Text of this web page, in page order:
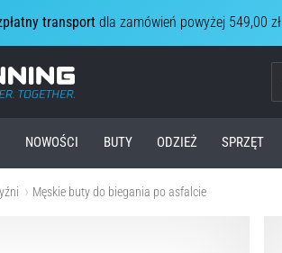
transportdla zamówień powyżej 549,00 zł
Top4Running.pl
NOWOŚCI BUTY ODZIEŻ SPRZĘT
Męskie buty do biegania po asfalcie